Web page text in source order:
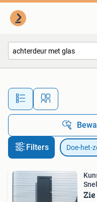
Alle
Filters Doe-het-